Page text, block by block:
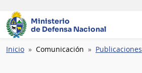
Ministerio
de Defensa Nacional
Ruta
Inicio Comunicación Publicaciones